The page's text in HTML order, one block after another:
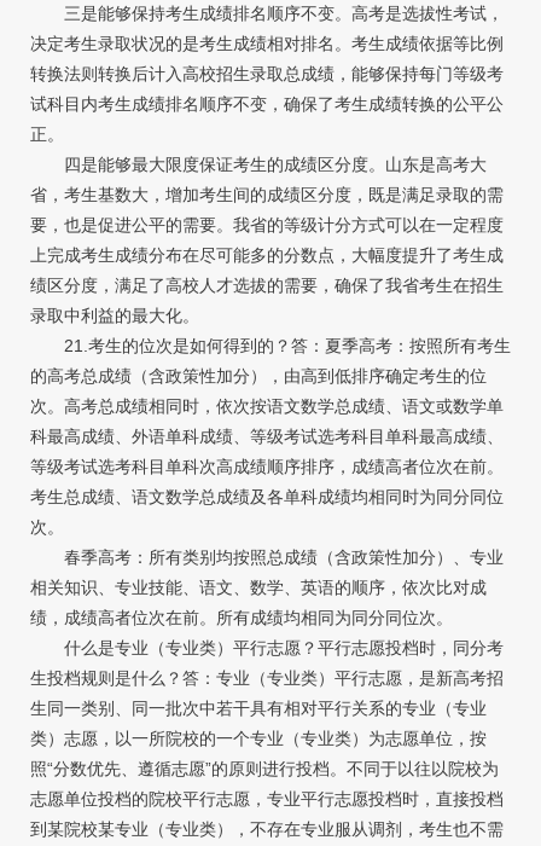
三是能够保持考生成绩排名顺序不变。高考是选拔性考试，
决定考生录取状况的是考生成绩相对排名。考生成绩依据等比例
转换法则转换后计入高校招生录取总成绩，能够保持每门等级考
试科目内考生成绩排名顺序不变，确保了考生成绩转换的公平公
正。
四是能够最大限度保证考生的成绩区分度。山东是高考大
省，考生基数大，增加考生间的成绩区分度，既是满足录取的需
要，也是促进公平的需要。我省的等级计分方式可以在一定程度
上完成考生成绩分布在尽可能多的分数点，大幅度提升了考生成
绩区分度，满足了高校人才选拔的需要，确保了我省考生在招生
录取中利益的最大化。
21.考生的位次是如何得到的？答：夏季高考：按照所有考生
的高考总成绩（含政策性加分），由高到低排序确定考生的位
次。高考总成绩相同时，依次按语文数学总成绩、语文或数学单
科最高成绩、外语单科成绩、等级考试选考科目单科最高成绩、
等级考试选考科目单科次高成绩顺序排序，成绩高者位次在前。
考生总成绩、语文数学总成绩及各单科成绩均相同时为同分同位
次。
春季高考：所有类别均按照总成绩（含政策性加分）、专业
相关知识、专业技能、语文、数学、英语的顺序，依次比对成
绩，成绩高者位次在前。所有成绩均相同为同分同位次。
什么是专业（专业类）平行志愿？平行志愿投档时，同分考
生投档规则是什么？答：专业（专业类）平行志愿，是新高考招
生同一类别、同一批次中若干具有相对平行关系的专业（专业
类）志愿，以一所院校的一个专业（专业类）为志愿单位，按
照“分数优先、遵循志愿”的原则进行投档。不同于以往以院校为
志愿单位投档的院校平行志愿，专业平行志愿投档时，直接投档
到某院校某专业（专业类），不存在专业服从调剂，考生也不需